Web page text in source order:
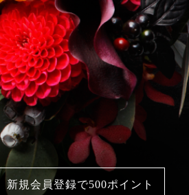
新規会員登録で500ポイント